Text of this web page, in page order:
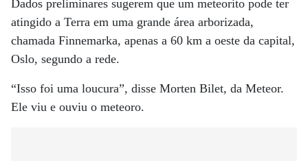
Dados preliminares sugerem que um meteorito pode ter
atingido a Terra em uma grande área arborizada,
chamada Finnemarka, apenas a 60 km a oeste da capital,
Oslo, segundo a rede.
“Isso foi uma loucura”, disse Morten Bilet, da Meteor.
Ele viu e ouviu o meteoro.